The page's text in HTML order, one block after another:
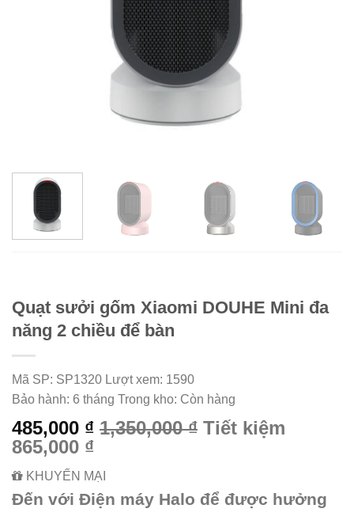
Quạt sưởi gốm Xiaomi DOUHE Mini đa
năng 2 chiều để bàn
Mã SP: SP1320 Lượt xem: 1590
Bảo hành: 6 tháng Trong kho: Còn hàng
485,000 ₫ 1,350,000 ₫ Tiết kiệm
865,000 ₫
KHUYẾN MẠI
Đến với Điện máy Halo để được hưởng